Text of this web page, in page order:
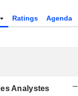
Ratings Agenda
Analystes